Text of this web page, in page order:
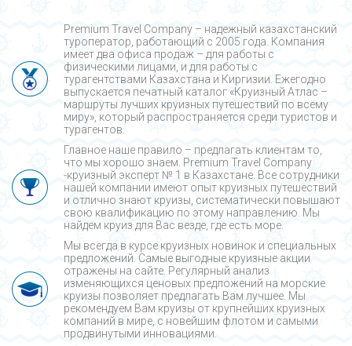
Premium Travel Company – надежный казахстанский
туроператор, работающий с 2005 года. Компания
имеет два офиса продаж – для работы с
физическими лицами, и для работы с
турагентствами Казахстана и Киргизии. Ежегодно
выпускается печатный каталог «Круизный Атлас –
маршруты лучших круизных путешествий по всему
миру», который распространяется среди туристов и
турагентов.
Главное наше правило – предлагать клиентам то,
что мы хорошо знаем. Premium Travel Company
-круизный эксперт № 1 в Казахстане. Все сотрудники
нашей компании имеют опыт круизных путешествий
и отлично знают круизы, систематически повышают
свою квалификацию по этому направлению. Мы
найдем круиз для Вас везде, где есть море.
Мы всегда в курсе круизных новинок и специальных
предложений. Самые выгодные круизные акции
отражены на сайте. Регулярный анализ
изменяющихся ценовых предложений на морские
круизы позволяет предлагать Вам лучшее. Мы
рекомендуем Вам круизы от крупнейших круизных
компаний в мире, с новейшим флотом и самыми
продвинутыми инновациями.